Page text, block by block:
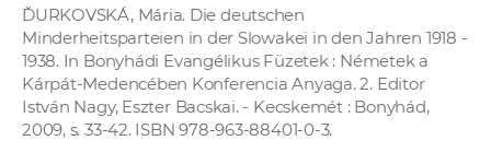
ĎURKOVSKÁ, Mária. Die deutschen
Minderheitsparteien in der Slowakei in den Jahren 1918 -
1938. In Bonyhádi Evangélikus Füzetek : Németek a
Kárpát-Medencében Konferencia Anyaga. 2. Editor
István Nagy, Eszter Bacskai. - Kecskemét : Bonyhád,
2009, s. 33-42. ISBN 978-963-88401-0-3.